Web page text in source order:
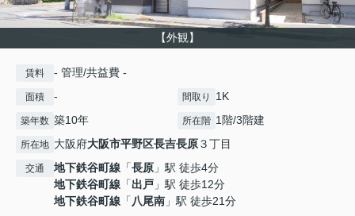
【外観】
賃料 - 管理/共益費 -
面積 - 間取り 1K
築年数 築10年 所在階 1階/3階建
所在地 大阪府大阪市平野区長吉長原３丁目
交通 地下鉄谷町線 「長原 」駅 徒歩4分
地下鉄谷町線 「出戸 」駅 徒歩12分
地下鉄谷町線 「 八尾南 」駅 徒歩21分